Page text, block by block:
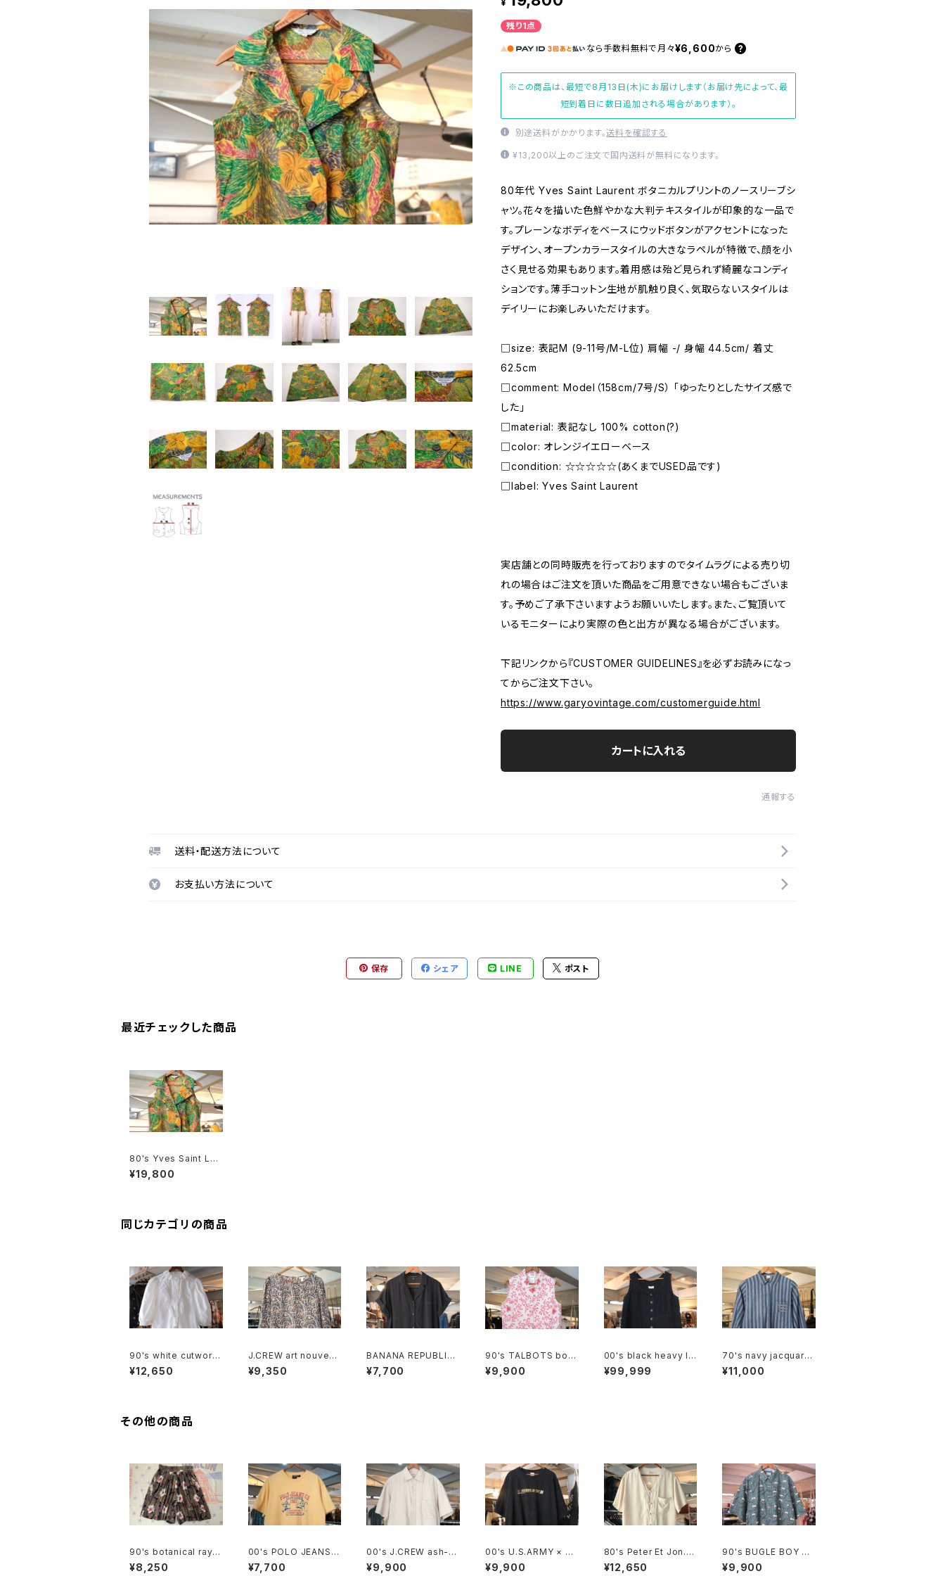
¥
残り1点
なら 手数料無料で 月々¥6,600から
※この商品は、最短で8月13日(木)にお届けします（お届け先によって、最
短到着日に数日追加される場合があります）。
別途送料がかかります。送料を確認する
¥13,200以上のご注文で国内送料が無料になります。
80年代 Yves Saint Laurent ボタニカルプリントのノースリーブシ
ャツ。花々を描いた色鮮やかな大判テキスタイルが印象的な一品で
す。プレーンなボディをベースにウッドボタンがアクセントになった
デザイン、オープンカラースタイルの大きなラペルが特徴で、顔を小
さく見せる効果もあります。着用感は殆ど見られず綺麗なコンディ
ションです。薄手コットン生地が肌触り良く、気取らないスタイルは
デイリーにお楽しみいただけます。
□size: 表記M (9-11号/M-L位) 肩幅 -/ 身幅 44.5cm/ 着丈
62.5cm
□comment: Model（158cm/7号/S） 「ゆったりとしたサイズ感で
した」
□material: 表記なし 100% cotton(?)
□color: オレンジイエローベース
□condition: ☆☆☆☆☆(あくまでUSED品です)
□label: Yves Saint Laurent
実店舗との同時販売を行っておりますのでタイムラグによる売り切
れの場合はご注文を頂いた商品をご用意できない場合もございま
す。予めご了承下さいますようお願いいたします。また、ご覧頂いて
いるモニターにより実際の色と出方が異なる場合がございます。
下記リンクから『CUSTOMER GUIDELINES』を必ずお読みになっ
てからご注文下さい。
https://www.garyovintage.com/customerguide.html
カートに入れる
通報する
送料・配送方法について
お支払い方法について
保存 シェア LINE ポスト
最近チェックした商品
80's Yves Saint Lau
rent botanical print
ed sleeveless Shirt
¥19,800
同じカテゴリの商品
90's white cutwork
lace trimmed cotto
n Blouse
¥12,650
J.CREW art nouveau
silk pullover Blouse
¥9,350
BANANA REPUBLIC
black rayon open c
ollar Shirt
¥7,700
90's TALBOTS bota
nical scroll printed I
rish linen sleeveles
¥9,900
00's black heavy lin
en sleeveless Top
¥99,999
70's navy jacquard
stripe balloon slee
ve Shirt
¥11,000
その他の商品
90's botanical rayo
n tucked Culottes
¥8,250
00's POLO JEANS C
O. truck and field pr
inted Tee
¥7,700
00's J.CREW ash-b
eige linen Shirt
¥9,900
00's U.S.ARMY × NA
SCAR embroidered
logo black cotton T
¥9,900
80's Peter Et Jon. i
vory chinese-butto
n silk Shirt
¥12,650
90's BUGLE BOY go
lf-print cotton Shirt
¥9,900